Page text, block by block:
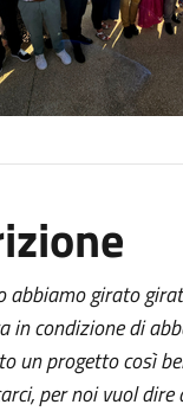
abbiamo girato
in condizione di
un progetto così
per noi vuol